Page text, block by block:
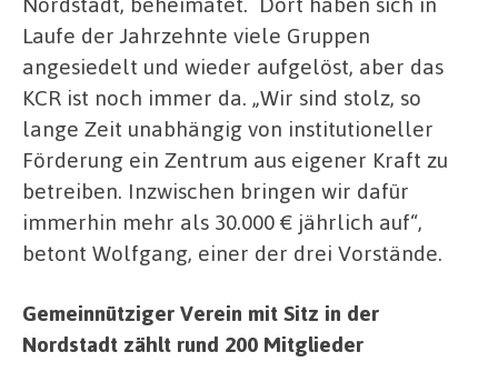
Laufe der Jahrzehnte viele Gruppen
angesiedelt und wieder aufgelöst, aber das
KCR ist noch immer da. „Wir sind stolz, so
lange Zeit unabhängig von institutioneller
Förderung ein Zentrum aus eigener Kraft zu
betreiben. Inzwischen bringen wir dafür
immerhin mehr als 30.000 € jährlich auf“,
betont Wolfgang, einer der drei Vorstände.
Gemeinnütziger Verein mit Sitz in der
Nordstadt zählt rund 200 Mitglieder